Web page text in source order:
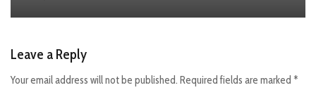
Leave a Reply
Your email address will not be published. Required fields are marked *